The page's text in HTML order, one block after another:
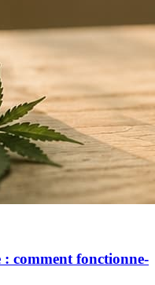
: comment fonctionne-